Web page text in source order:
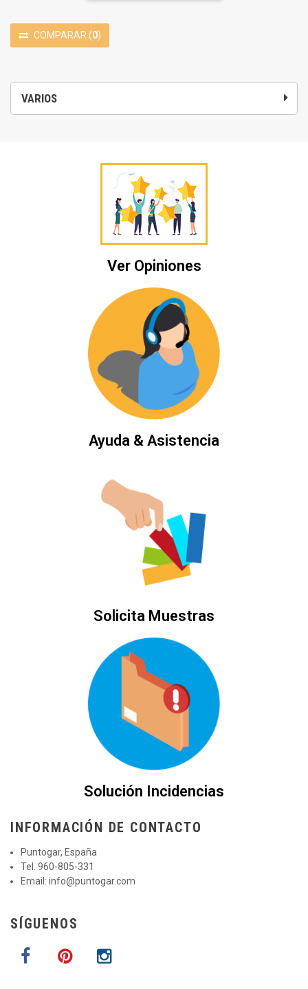
VARIOS
COMPARAR (0)
Ver Opiniones
Ayuda & Asistencia
Solicita Muestras
Solución Incidencias
INFORMACIÓN DE CONTACTO
Puntogar, España
Tel. 960-805-331
Email: info@puntogar.com
SÍGUENOS